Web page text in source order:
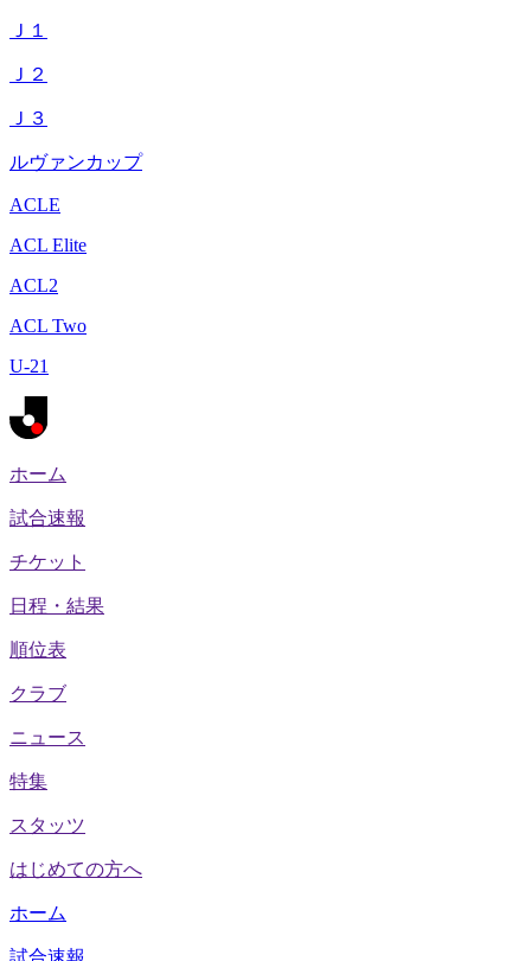
Ｊ１
Ｊ２
Ｊ３
ルヴァンカップ
ACLE
ACL Elite
ACL2
ACL Two
U-21
ホーム
試合速報
チケット
日程・結果
順位表
クラブ
ニュース
特集
スタッツ
はじめての方へ
ホーム
試合速報